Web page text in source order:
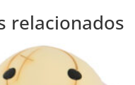
relacionados